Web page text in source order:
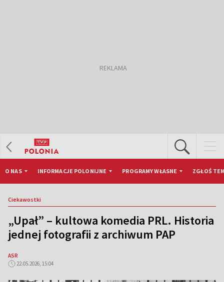
O NAS INFORMACJE POLONIJNE PROGRAMY WŁASNE ZGŁOŚ
Ciekawostki
„Upał” – kultowa komedia PRL. Historia
jednej fotografii z archiwum PAP
ASR
22.05.2026, 15:04